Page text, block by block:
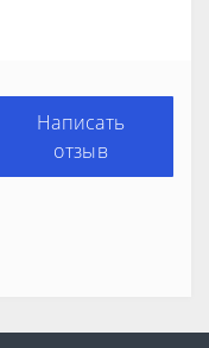
Написать
отзыв